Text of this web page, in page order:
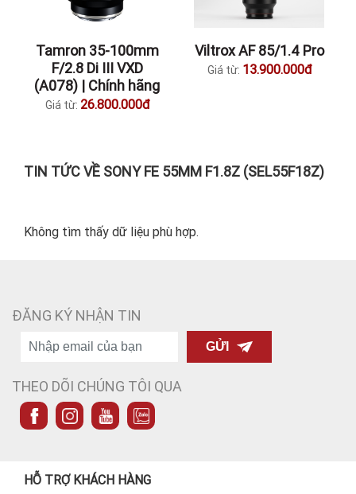
Tamron 35-100mm
F/2.8 Di III VXD
(A078) | Chính hãng
Giá từ: 26.800.000đ
Viltrox AF 85/1.4 Pro
Giá từ: 13.900.000đ
TIN TỨC VỀ SONY FE 55MM F1.8Z (SEL55F18Z)
Không tìm thấy dữ liệu phù hợp.
ĐĂNG KÝ NHẬN TIN
GỬI
THEO DÕI CHÚNG TÔI QUA
HỖ TRỢ KHÁCH HÀNG